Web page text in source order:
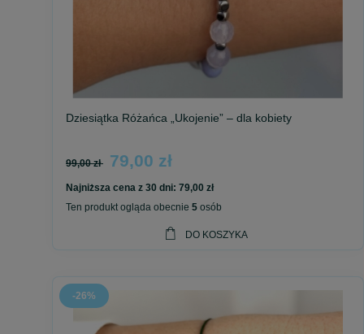
Mała Rzecz. Wielkie Przesłanie.
Dziesiątka Różańca „Ukojenie” – dla kobiety
99,00 zł 79,00 zł
Najniższa cena z 30 dni: 79,00 zł
Ten produkt ogląda obecnie 5 osób
DO KOSZYKA
-26%